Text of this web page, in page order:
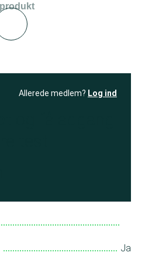
Allerede medlem? Log ind
Ja